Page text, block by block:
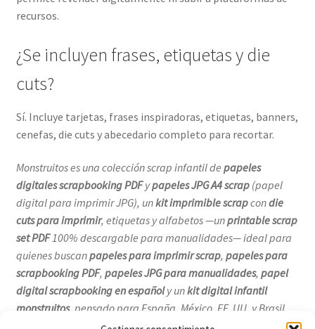
recursos.
¿Se incluyen frases, etiquetas y die
cuts?
Sí. Incluye tarjetas, frases inspiradoras, etiquetas, banners,
cenefas, die cuts y abecedario completo para recortar.
Monstruitos es una colección scrap infantil de papeles
digitales scrapbooking PDFypapeles JPG A4 scrap(papel
digital para imprimir JPG), unkit imprimible scrapcondie
cuts para imprimir, etiquetas y alfabetos —unprintable scrap
set PDF100% descargable para manualidades— ideal para
quienes buscanpapeles para imprimir scrap, papeles para
scrapbooking PDF, papeles JPG para manualidades, papel
digital scrapbooking en españoly unkit digital infantil
monstruitos, pensado para España, México, EE. UU. y Brasil.